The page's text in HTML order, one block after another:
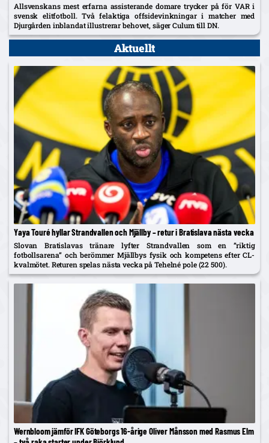
Allsvenskans mest erfarna assisterande domare trycker på för VAR i
svensk elitfotboll. Två felaktiga offsidevinkningar i matcher med
Djurgården inblandat illustrerar behovet, säger Culum till DN.
Aktuellt
Yaya Touré hyllar Strandvallen och Mjällby – retur i Bratislava nästa vecka
Slovan Bratislavas tränare lyfter Strandvallen som en ”riktig
fotbollsarena” och berömmer Mjällbys fysik och kompetens efter CL-
kvalmötet. Returen spelas nästa vecka på Tehelné pole (22 500).
Wernbloom jämför IFK Göteborgs 16-årige Oliver Månsson med Rasmus Elm